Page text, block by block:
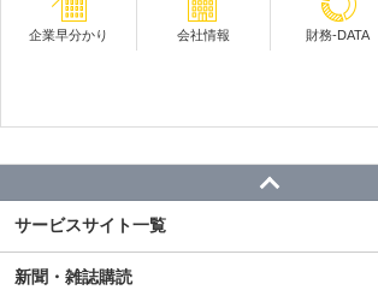
企業早分かり 会社情報 財務-DATA
サービスサイト一覧
新聞・雑誌購読